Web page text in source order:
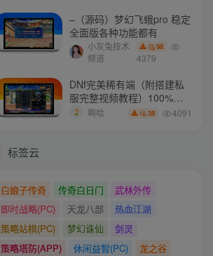
–（源码）梦幻飞蛾pro 稳定
全面版各种功能都有
小灰兔技术
频道
98
4379
DNf完美稀有端（附搭建私
服完整视频教程）100%可
搭建(附完美端升级补丁)
啊哈 38 4091
标签云
白娘子传奇 传奇白日门
武林外传
即时战略(PC)
天龙八部
热血江湖
策略站棋(PC)
梦幻诛仙
剑灵
策略塔防(APP)
休闲益智(PC)
龙之谷